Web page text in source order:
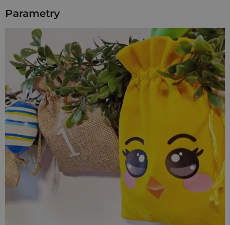
miękkiego weluru w radosnym
10 sztuk welurowych opakowańozdobionych
uroczymwielkanocnym nadrukiem kurczaczka.
Oferowaneworeczki na Wielkanoc ze ściągaczemmają
praktyczny rozmiar13 x 18 cm, dzięki czemu idealnie
sprawdzają się jako eleganckieworeczki na prezenty
wielkanocne , słodycze lub drobne świąteczne upominki.
Miękki, przyjemny w dotyku materiał sprawia, że
woreczki
wielkanocne z weluruprezentują się wyjątkowo elegancko.
To nie tylko praktyczne opakowanie, ale również estetyczna
dekoracja prezentu. Dzięki temu
woreczki prezentowe na
Wielkanocdoskonale podkreślają świąteczny charakter
upominku i stanowią stylową alternatywę dla papierowych
opakowań.
Parametry